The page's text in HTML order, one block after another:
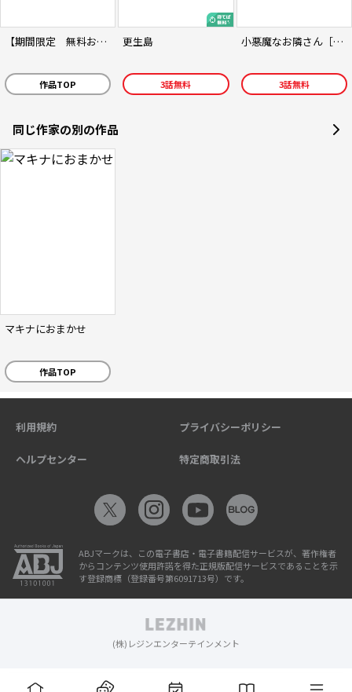
【期間限定 無料お試し版】【単話版】ゾンビのあふれた世界で俺だけが襲われない（フルカラー）
作品TOP
更生島
3話無料
小悪魔なお隣さん［改訂版］
3話無料
同じ作家の別の作品
マキナにおまかせ
作品TOP
利用規約 プライバシーポリシー
ヘルプセンター 特定商取引法
ABJマークは、この電子書店・電子書籍配信サービスが、著作権者
からコンテンツ使用許諾を得た正規版配信サービスであることを示
す登録商標（登録番号第6091713号）です。
(株)レジンエンターテインメント